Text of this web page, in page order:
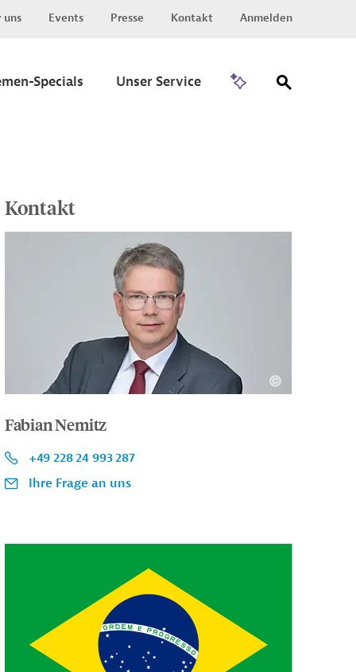
uns Events Presse Kontakt Anmelden
Specials Unser Service
Kontakt
Fabian Nemitz
+49 228 24 993 287
Ihre Frage an uns